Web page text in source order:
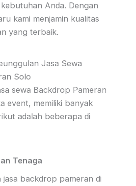
Anda. Dengan
kami menjamin kualitas
yang terbaik.
Jasa Sewa
Solo
sewa Backdrop Pameran
event, memiliki banyak
adalah beberapa di
Tenaga
jasa backdrop pameran di